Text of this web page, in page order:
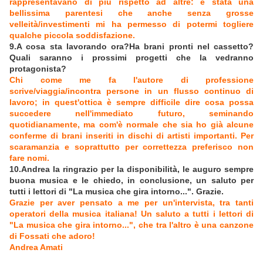
bellissima parentesi che anche senza grosse
velleità/investimenti mi ha permesso di potermi togliere
qualche piccola soddisfazione.
9.A cosa sta lavorando ora?Ha brani pronti nel cassetto?
Quali saranno i prossimi progetti che la vedranno
protagonista?
Chi come me fa l'autore di professione
scrive/viaggia/incontra persone in un flusso continuo di
lavoro; in quest'ottica è sempre difficile dire cosa possa
succedere nell'immediato futuro, seminando
quotidianamente, ma com'è normale che sia ho già alcune
conferme di brani inseriti in dischi di artisti importanti. Per
scaramanzia e soprattutto per correttezza preferisco non
fare nomi.
10.Andrea la ringrazio per la disponibilità, le auguro sempre
buona musica e le chiedo, in conclusione, un saluto per
tutti i lettori di "La musica che gira intorno...". Grazie.
Grazie per aver pensato a me per un'intervista, tra tanti
operatori della musica italiana! Un saluto a tutti i lettori di
"La musica che gira intorno...", che tra l'altro è una canzone
di Fossati che adoro!
Andrea Amati